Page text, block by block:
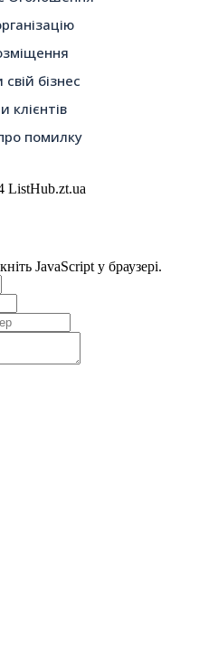
бізнес
клієнтів
помилку
ListHub.zt.ua
JavaScript у браузері.